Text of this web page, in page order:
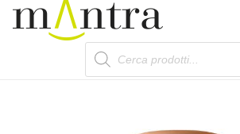
Products
search